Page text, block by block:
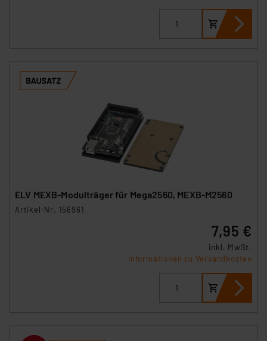
ELV MEXB-Modulträger für Mega2560, MEXB-M2560
Artikel-Nr. 156961
7,95 €
inkl. MwSt.
Informationen zu Versandkosten